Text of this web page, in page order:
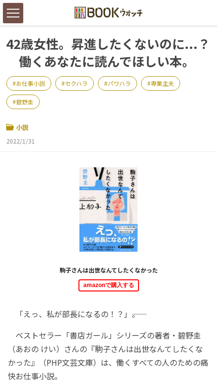
42歳女性。昇進したくないのに...？
働くあなたに読んでほしい本。
お仕事小説 セクハラ パワハラ 専業主夫
碧野圭
小説
2022/1/31
駒子さんは出世なんてしたくなかった
amazonで購入する
「えっ、私が部長になるの！？」――。
ベストセラー「書店ガール」シリーズの著者・碧野圭
（あおの けい）さんの『駒子さんは出世なんてしたくな
かった』（PHP文芸文庫）は、働くすべての人のための痛
快お仕事小説。